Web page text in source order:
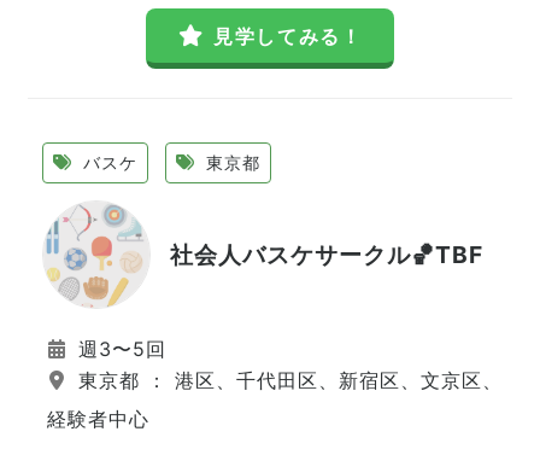
見学してみる！
バスケ 東京都
社会人バスケサークル🏀TBF
週3〜5回
東京都 ： 港区、千代田区、新宿区、文京区、江
経験者中心